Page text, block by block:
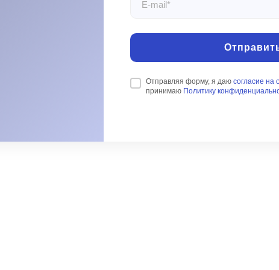
Отправляя форму, я даю согласие на
принимаю Политику